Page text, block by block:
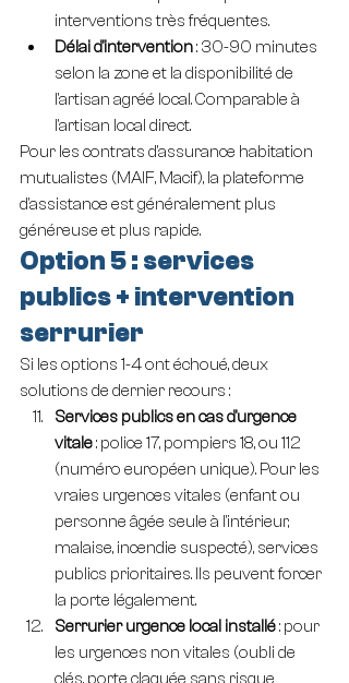
interventions très fréquentes.
Délai d'intervention : 30-90 minutes
selon la zone et la disponibilité de
l'artisan agréé local. Comparable à
l'artisan local direct.
Pour les contrats d'assurance habitation
mutualistes (MAIF, Macif), la plateforme
d'assistance est généralement plus
généreuse et plus rapide.
Option 5 : services
publics + intervention
serrurier
Si les options 1-4 ont échoué, deux
solutions de dernier recours :
Services publics en cas d'urgence
vitale : police 17, pompiers 18, ou 112
(numéro européen unique). Pour les
vraies urgences vitales (enfant ou
personne âgée seule à l'intérieur,
malaise, incendie suspecté), services
publics prioritaires. Ils peuvent forcer
la porte légalement.
Serrurier urgence local installé : pour
les urgences non vitales (oubli de
clés, porte claquée sans risque